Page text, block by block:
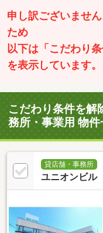
申し訳ございませ
ため
以下は「こだわり
を表示しています。
こだわり条件を解
務所・事業用 物件
貸店舗・事務所
ユニオンビル